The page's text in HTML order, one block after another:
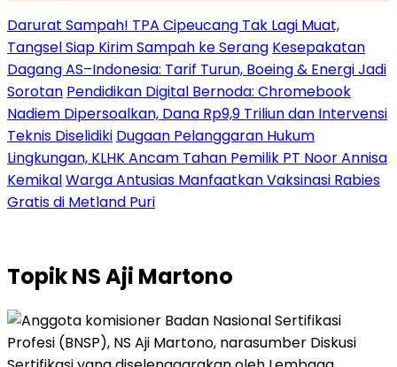
Darurat Sampah! TPA Cipeucang Tak Lagi Muat,
Tangsel Siap Kirim Sampah ke Serang Kesepakatan
Dagang AS–Indonesia: Tarif Turun, Boeing & Energi Jadi
Sorotan Pendidikan Digital Bernoda: Chromebook
Nadiem Dipersoalkan, Dana Rp9,9 Triliun dan Intervensi
Teknis Diselidiki Dugaan Pelanggaran Hukum
Lingkungan, KLHK Ancam Tahan Pemilik PT Noor Annisa
KemikalWarga Antusias Manfaatkan Vaksinasi Rabies
Gratis di Metland Puri
TopikNS Aji Martono